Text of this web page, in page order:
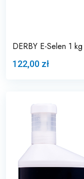
DERBY E-Selen 1 kg
122,00 zł